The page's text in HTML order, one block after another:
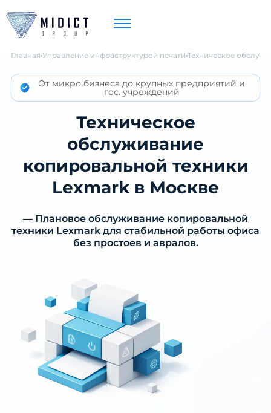
Главная Управление инфраструктурой печати Техническое
От микро бизнеса до крупных предприятий и
гос. учреждений
Техническое
обслуживание
копировальной техники
Lexmark в Москве
— Плановое обслуживание копировальной
техники Lexmark для стабильной работы офиса
без простоев и авралов.